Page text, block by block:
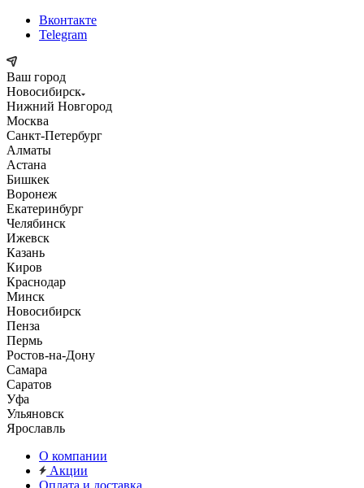
Вконтакте
Telegram
Ваш город
Новосибирск
Нижний Новгород
Москва
Санкт-Петербург
Алматы
Астана
Бишкек
Воронеж
Екатеринбург
Челябинск
Ижевск
Казань
Киров
Краснодар
Минск
Новосибирск
Пенза
Пермь
Ростов-на-Дону
Самара
Саратов
Уфа
Ульяновск
Ярославль
О компании
Акции
Оплата и доставка